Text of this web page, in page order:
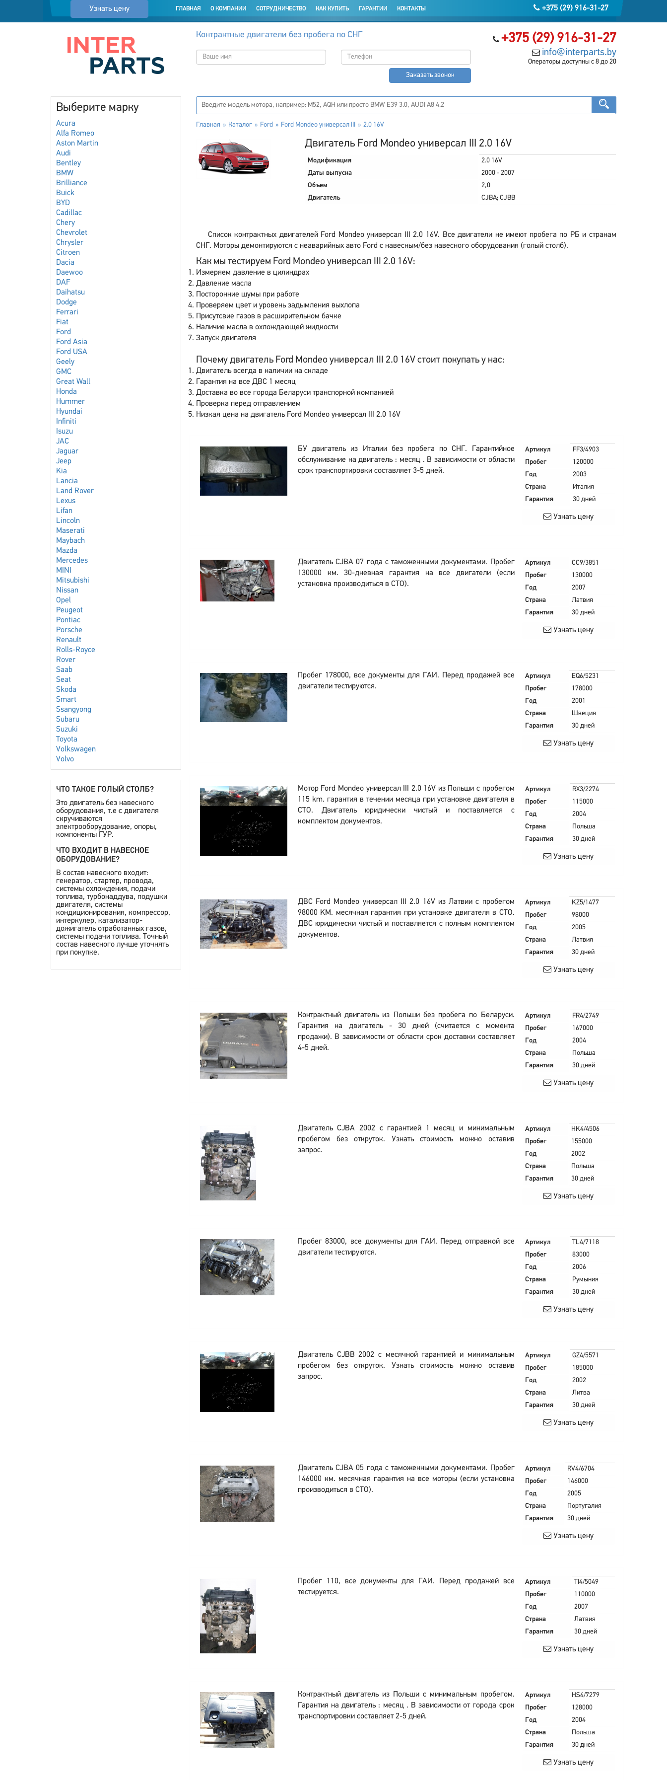
Узнать цену +375 (29) 916-31-27
ГЛАВНАЯ О КОМПАНИИ СОТРУДНИЧЕСТВО КАК КУПИТЬ ГАРАНТИИ КОНТАКТЫ
+375 (29) 916-31-27
info@interparts.by
Операторы доступны с 8 до 20
Контрактные двигатели без пробега по СНГ
Заказать звонок
Выберите марку
Acura
Alfa Romeo
Aston Martin
Audi
Bentley
BMW
Brilliance
Buick
BYD
Cadillac
Chery
Chevrolet
Chrysler
Citroen
Dacia
Daewoo
DAF
Daihatsu
Dodge
Ferrari
Fiat
Ford
Ford Asia
Ford USA
Geely
GMC
Great Wall
Honda
Hummer
Hyundai
Infiniti
Isuzu
JAC
Jaguar
Jeep
Kia
Lancia
Land Rover
Lexus
Lifan
Lincoln
Maserati
Maybach
Mazda
Mercedes
MINI
Mitsubishi
Nissan
Opel
Peugeot
Pontiac
Porsche
Renault
Rolls-Royce
Rover
Saab
Seat
Skoda
Smart
Ssangyong
Subaru
Suzuki
Toyota
Volkswagen
Volvo
ЧТО ТАКОЕ ГОЛЫЙ СТОЛБ?
Это двигатель без навесного
оборудования, т.е с двигателя
скручиваются
электрооборудование, опоры,
компоненты ГУР.
ЧТО ВХОДИТ В НАВЕСНОЕ
ОБОРУДОВАНИЕ?
В состав навесного входит:
генератор, стартер, провода,
системы охлождения, подачи
топлива, турбонаддува, подушки
двигателя, системы
кондиционирования, компрессор,
интеркулер, катализатор-
дожигатель отработанных газов,
системы подачи топлива. Точный
состав навесного лучше уточнять
при покупке.
Главная Каталог Ford Ford Mondeo универсал III 2.0 16V
Двигатель Ford Mondeo универсал III 2.0 16V
Модификация
2.0 16V
Даты выпуска
2000 - 2007
Объем
2,0
Двигатель
CJBA; CJBB
Список контрактных двигателей Ford Mondeo универсал III 2.0 16V. Все двигатели не имеют пробега по РБ и странам
СНГ. Моторы демонтируются с неаварийных авто Ford с навесным/без навесного оборудования (голый столб).
Как мы тестируем Ford Mondeo универсал III 2.0 16V:
Измеряем давление в цилиндрах
Давление масла
Посторонние шумы при работе
Проверяем цвет и уровень задымления выхлопа
Присутсвие газов в расширительном бачке
Наличие масла в охлождающей жидкости
Запуск двигателя
Почему двигатель Ford Mondeo универсал III 2.0 16V стоит покупать у нас:
Двигатель всегда в наличии на складе
Гарантия на все ДВС 1 месяц
Доставка во все города Беларуси транспорной компанией
Проверка перед отправлением
Низкая цена на двигатель Ford Mondeo универсал III 2.0 16V
БУ двигатель из Италии без пробега по СНГ. Гарантийное
обслуживание на двигатель : месяц . В зависимости от области
срок транспортировки составляет 3-5 дней.
Артикул
FF3/4903
Пробег
120000
Год
2003
Страна
Италия
Гарантия
30 дней
Узнать цену
Двигатель CJBA 07 года с таможенными документами. Пробег
130000 км. 30-дневная гарантия на все двигатели (если
установка производиться в СТО).
Артикул
CC9/3851
Пробег
130000
Год
2007
Страна
Латвия
Гарантия
30 дней
Узнать цену
Пробег 178000, все документы для ГАИ. Перед продажей все
двигатели тестируются.
Артикул
EQ6/5231
Пробег
178000
Год
2001
Страна
Швеция
Гарантия
30 дней
Узнать цену
Мотор Ford Mondeo универсал III 2.0 16V из Польши с пробегом
115 km. гарантия в течении месяца при установке двигателя в
СТО. Двигатель юридически чистый и поставляется с
комплектом документов.
Артикул
RX3/2274
Пробег
115000
Год
2004
Страна
Польша
Гарантия
30 дней
Узнать цену
ДВС Ford Mondeo универсал III 2.0 16V из Латвии с пробегом
98000 KM. месячная гарантия при установке двигателя в СТО.
ДВС юридически чистый и поставляется с полным комплектом
документов.
Артикул
KZ5/1477
Пробег
98000
Год
2005
Страна
Латвия
Гарантия
30 дней
Узнать цену
Контрактный двигатель из Польши без пробега по Беларуси.
Гарантия на двигатель - 30 дней (считается с момента
продажи). В зависимости от области срок доставки составляет
4-5 дней.
Артикул
FR4/2749
Пробег
167000
Год
2004
Страна
Польша
Гарантия
30 дней
Узнать цену
Двигатель CJBA 2002 с гарантией 1 месяц и минимальным
пробегом без откруток. Узнать стоимость можно оставив
запрос.
Артикул
HK4/4506
Пробег
155000
Год
2002
Страна
Польша
Гарантия
30 дней
Узнать цену
Пробег 83000, все документы для ГАИ. Перед отправкой все
двигатели тестируются.
Артикул
TL4/7118
Пробег
83000
Год
2006
Страна
Румыния
Гарантия
30 дней
Узнать цену
Двигатель CJBB 2002 с месячной гарантией и минимальным
пробегом без откруток. Узнать стоимость можно оставив
запрос.
Артикул
GZ4/5571
Пробег
185000
Год
2002
Страна
Литва
Гарантия
30 дней
Узнать цену
Двигатель CJBA 05 года с таможенными документами. Пробег
146000 км. месячная гарантия на все моторы (если установка
производиться в СТО).
Артикул
RV4/6704
Пробег
146000
Год
2005
Страна
Португалия
Гарантия
30 дней
Узнать цену
Пробег 110, все документы для ГАИ. Перед продажей все
тестируется.
Артикул
TI4/5049
Пробег
110000
Год
2007
Страна
Латвия
Гарантия
30 дней
Узнать цену
Контрактный двигатель из Польши с минимальным пробегом.
Гарантия на двигатель : месяц . В зависимости от города срок
транспортировки составляет 2-5 дней.
Артикул
HS4/7279
Пробег
128000
Год
2004
Страна
Польша
Гарантия
30 дней
Узнать цену